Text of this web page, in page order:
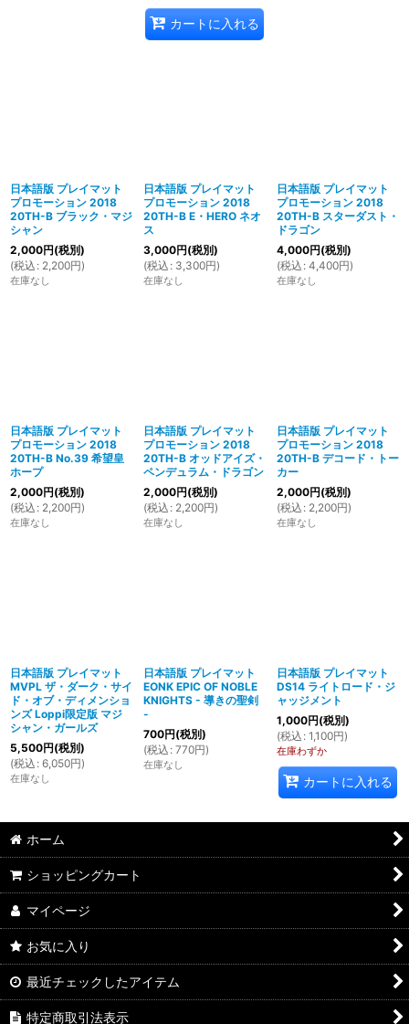
カートに入れる
日本語版 プレイマット
プロモーション 2018
20TH-B ブラック・マジ
シャン
2,000円(税別)
(税込 : 2,200円)
在庫なし
日本語版 プレイマット
プロモーション 2018
20TH-B E・HERO ネオ
ス
3,000円(税別)
(税込 : 3,300円)
在庫なし
日本語版 プレイマット
プロモーション 2018
20TH-B スターダスト・
ドラゴン
4,000円(税別)
(税込 : 4,400円)
在庫なし
日本語版 プレイマット
プロモーション 2018
20TH-B No.39 希望皇
ホープ
2,000円(税別)
(税込 : 2,200円)
在庫なし
日本語版 プレイマット
プロモーション 2018
20TH-B オッドアイズ・
ペンデュラム・ドラゴン
2,000円(税別)
(税込 : 2,200円)
在庫なし
日本語版 プレイマット
プロモーション 2018
20TH-B デコード・トー
カー
2,000円(税別)
(税込 : 2,200円)
在庫なし
日本語版 プレイマット
MVPL ザ・ダーク・サイ
ド・オブ・ディメンショ
ンズ Loppi限定版 マジ
シャン・ガールズ
5,500円(税別)
(税込 : 6,050円)
在庫なし
日本語版 プレイマット
EONK EPIC OF NOBLE
KNIGHTS - 導きの聖剣
-
700円(税別)
(税込 : 770円)
在庫なし
日本語版 プレイマット
DS14 ライトロード・ジ
ャッジメント
1,000円(税別)
(税込 : 1,100円)
在庫わずか
カートに入れる
ホーム
ショッピングカート
マイページ
お気に入り
最近チェックしたアイテム
特定商取引法表示